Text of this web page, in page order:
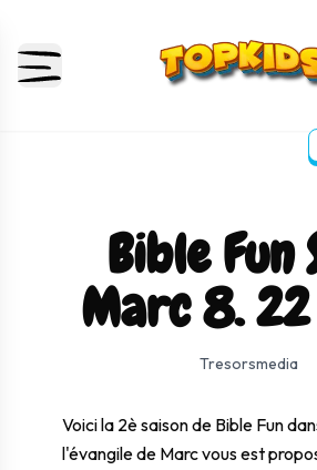
Bible Fun
Marc 8.
Tresorsmedia
0:00
Voici la 2è saison de Bible Fun
l'évangile de Marc vous est